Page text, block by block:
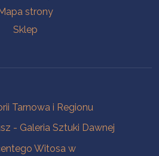
strony
Sklep
Tarnowa i Regionu
- Galeria Sztuki Dawnej
Witosa w